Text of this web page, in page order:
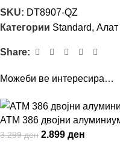
SKU: DT8907-QZ
Категории Standard, Алат
Share:
Можеби ве интересира…
ATM 386 двојни
3.299ден 2.899 ден